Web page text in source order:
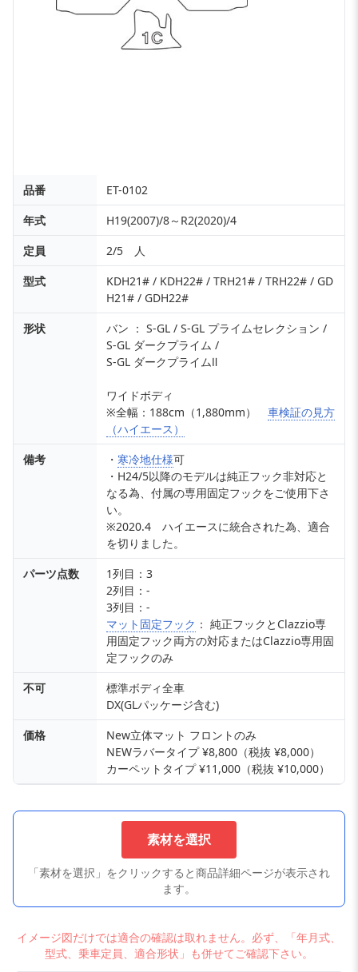
品番
ET-0102
年式
H19(2007)/8～R2(2020)/4
定員
2/5 人
型式
KDH21# / KDH22# / TRH21# / TRH22# / GD
H21# / GDH22#
形状
バン ： S-GL / S-GL プライムセレクション /
S-GL ダークプライム /
S-GL ダークプライムⅡ
ワイドボディ
※全幅：188cm（1,880mm） 車検証の見方
（ハイエース）
備考
・ 寒冷地仕様可
・H24/5以降のモデルは純正フック非対応と
なる為、付属の専用固定フックをご使用下さ
い。
※2020.4 ハイエースに統合された為、適合
を切りました。
パーツ点数
1列目：3
2列目：-
3列目：-
マット固定フック ： 純正フックとClazzio専
用固定フック両方の対応またはClazzio専用固
定フックのみ
不可
標準ボディ全車
DX(GLパッケージ含む)
価格
New立体マット フロントのみ
NEWラバータイプ ¥8,800（税抜 ¥8,000）
カーペットタイプ ¥11,000（税抜 ¥10,000）
素材を選択
「素材を選択」をクリックすると商品詳細ページが表示され
ます。
イメージ図だけでは適合の確認は取れません。必ず、「年月式、
型式、乗車定員、適合形状」も併せてご確認下さい。